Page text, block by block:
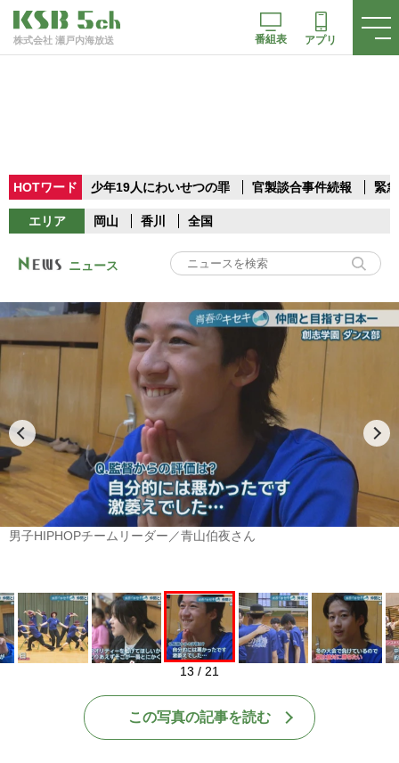
株式会社 瀬戸内海放送 番組表 アプリ
HOTワード 少年19人にわいせつの罪 官製談合事件続報 緊
エリア 岡山 香川 全国
ニュース
男子HIPHOPチームリーダー／青山伯夜さん
13 / 21
この写真の記事を読む